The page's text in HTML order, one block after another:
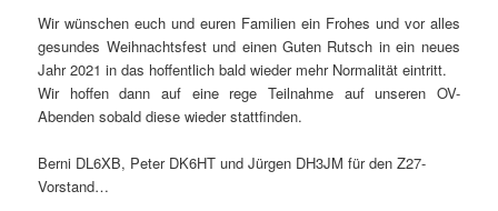
Wir wünschen euch und euren Familien ein Frohes und vor alles
gesundes Weihnachtsfest und einen Guten Rutsch in ein neues
Jahr 2021 in das hoffentlich bald wieder mehr Normalität eintritt.
Wir hoffen dann auf eine rege Teilnahme auf unseren OV-
Abenden sobald diese wieder stattfinden.
Berni DL6XB, Peter DK6HT und Jürgen DH3JM für den Z27-
Vorstand…